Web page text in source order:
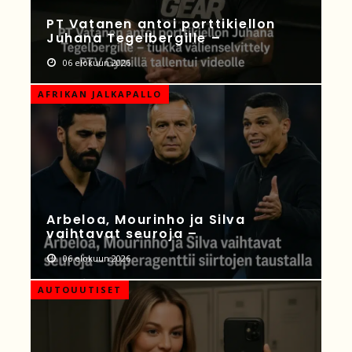
PT Vatanen antoi porttikiellon
Juhana Tegelbergille –
06 elokuun 2026
AFRIKAN JALKAPALLO
Arbeloa, Mourinho ja Silva
vaihtavat seuroja –
06 elokuun 2026
AUTOUUTISET